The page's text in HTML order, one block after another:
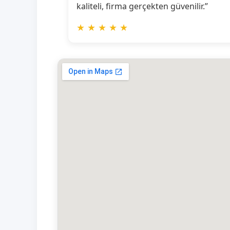
kaliteli, firma gerçekten güvenilir.”
★ ★ ★ ★ ★